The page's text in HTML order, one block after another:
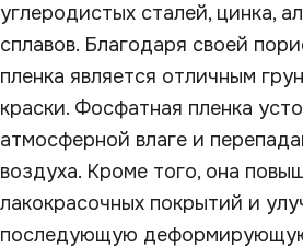
углеродистых сталей, цинка,
сплавов. Благодаря своей
пленка является отличным
краски. Фосфатная пленка
атмосферной влаге и
воздуха. Кроме того, она
лакокрасочных покрытий и
последующую